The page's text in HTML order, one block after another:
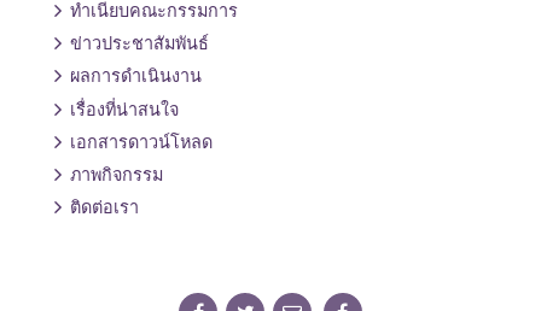
ทำเนียบคณะกรรมการ
ข่าวประชาสัมพันธ์
ผลการดำเนินงาน
เรื่องที่น่าสนใจ
เอกสารดาวน์โหลด
ภาพกิจกรรม
ติดต่อเรา